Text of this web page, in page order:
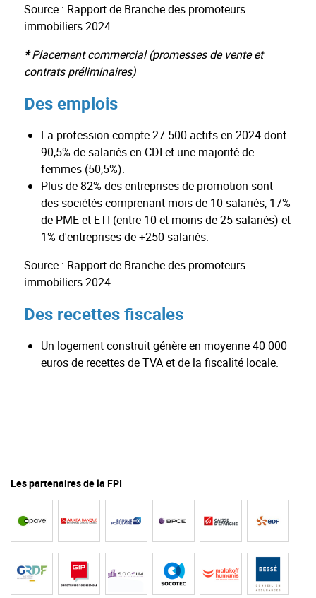
Source : Rapport de Branche des promoteurs
immobiliers 2024.
*Placement commercial (promesses de vente et
contrats préliminaires)
Des emplois
La profession compte 27 500 actifs en 2024dont
90,5% de salariés en CDI et une majorité de
femmes (50,5%).
Plus de 82% des entreprises de promotion sont
des sociétés comprenant mois de 10 salariés, 17%
de PME et ETI (entre 10 et moins de 25 salariés) et
1% d'entreprises de +250 salariés.
Source : Rapport de Branche des promoteurs
immobiliers 2024
Des recettes fiscales
Un logement construit génère en moyenne 40 000
euros de recettes de TVA et de la fiscalité locale.
Les partenaires de la FPI